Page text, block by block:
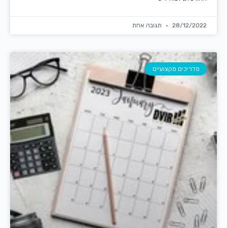
28/12/2022 תגובה אחת
מדריכים מקצועיים